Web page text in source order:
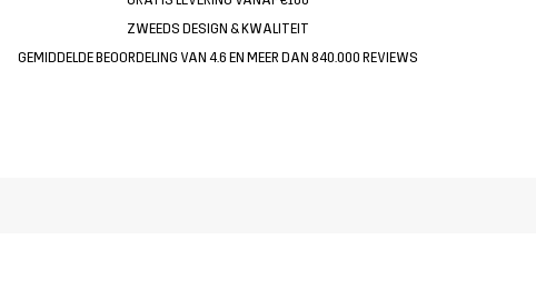
ZWEEDS DESIGN & KWALITEIT
GEMIDDELDE BEOORDELING VAN 4.6 EN MEER DAN 840.000 REVIEWS